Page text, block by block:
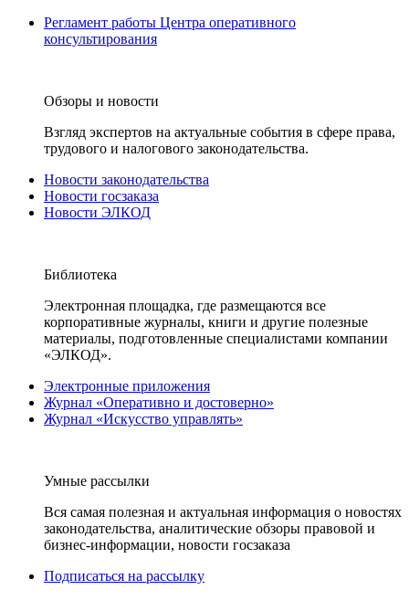
Регламент работы Центра оперативного
консультирования
Обзоры и новости
Взгляд экспертов на актуальные события в сфере права,
трудового и налогового законодательства.
Новости законодательства
Новости госзаказа
Новости ЭЛКОД
Библиотека
Электронная площадка, где размещаются все
корпоративные журналы, книги и другие полезные
материалы, подготовленные специалистами компании
«ЭЛКОД».
Электронные приложения
Журнал «Оперативно и достоверно»
Журнал «Искусство управлять»
Умные рассылки
Вся самая полезная и актуальная информация о новостях
законодательства, аналитические обзоры правовой и
бизнес-информации, новости госзаказа
Подписаться на рассылку